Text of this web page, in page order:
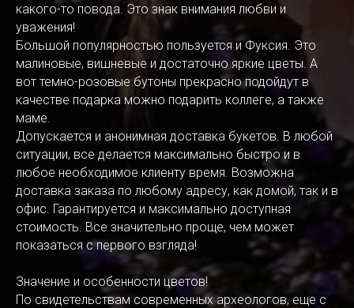
какого-то повода. Это знак внимания любви и
уважения!
Большой популярностью пользуется и Фуксия. Это
малиновые, вишневые и достаточно яркие цветы. А
вот темно-розовые бутоны прекрасно подойдут в
качестве подарка можно подарить коллеге, а также
маме.
Допускается и анонимная доставка букетов. В любой
ситуации, все делается максимально быстро и в
любое необходимое клиенту время. Возможна
доставка заказа по любому адресу, как домой, так и в
офис. Гарантируется и максимально доступная
стоимость. Все значительно проще, чем может
показаться с первого взгляда!
Значение и особенности цветов!
По свидетельствам современных археологов, еще с